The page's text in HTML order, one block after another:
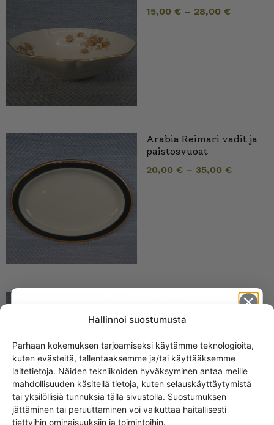
Hallinnoi suostumusta
Parhaan kokemuksen tarjoamiseksi käytämme teknologioita,
kuten evästeitä, tallentaaksemme ja/tai käyttääksemme
laitetietoja. Näiden tekniikoiden hyväksyminen antaa meille
mahdollisuuden käsitellä tietoja, kuten selauskäyttäytymistä
tai yksilöllisiä tunnuksia tällä sivustolla. Suostumuksen
jättäminen tai peruuttaminen voi vaikuttaa haitallisesti
tiettyihin ominaisuuksiin ja toimintoihin.
15,00 € – 28,00 €
Arabia Reimari vadit ja
paistosvuoat
20,00 € – 35,00 €
Arabia Reimari kulhot
15,00€–
Get -5%
off?
Yes! I want the discount